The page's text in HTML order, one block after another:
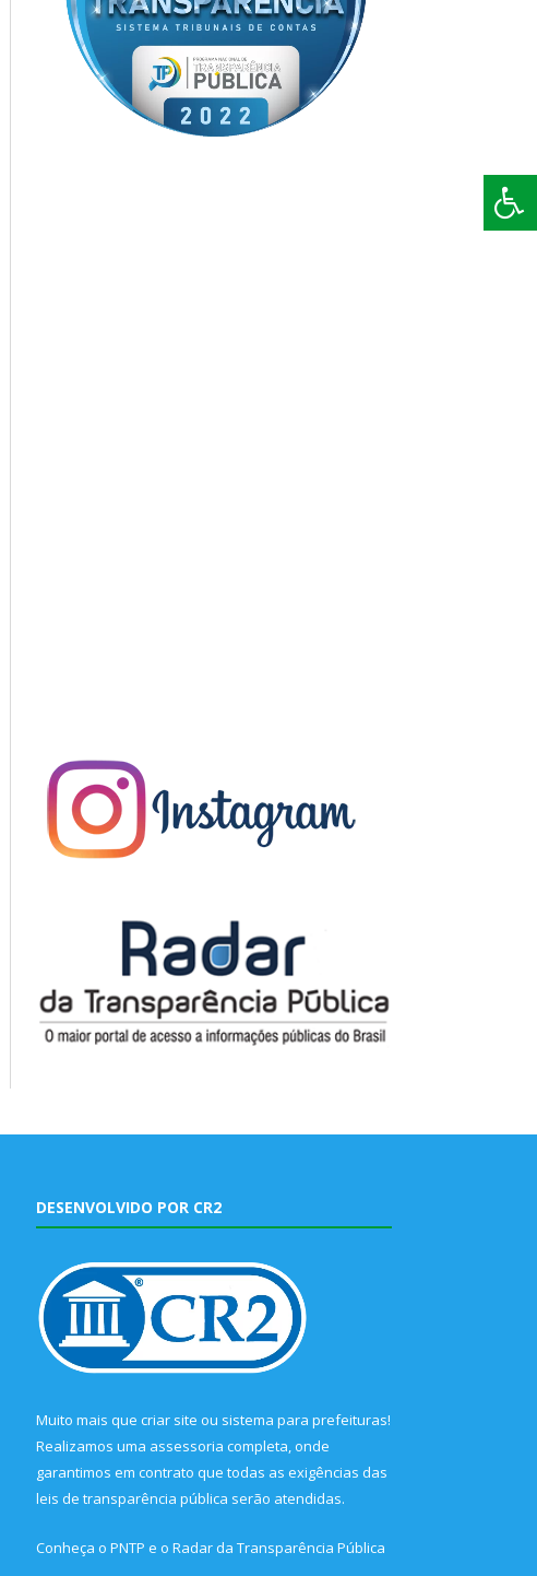
DESENVOLVIDO POR CR2
Muito mais que criar site ou sistema para prefeituras!
Realizamos uma assessoria completa, onde
garantimos em contrato que todas as exigências das
leis de transparência pública serão atendidas.
Conheça o PNTP e o Radar da Transparência Pública